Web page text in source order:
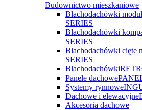
Budownictwo mieszkaniowe
Blachodachówki
SERIES
Blachodachówki
SERIES
Blachodachówki cięte
SERIES
Blachodachówki
Panele dachowe
Systemy rynnowe
Dachowe i elewacyjne
Akcesoria dachowe